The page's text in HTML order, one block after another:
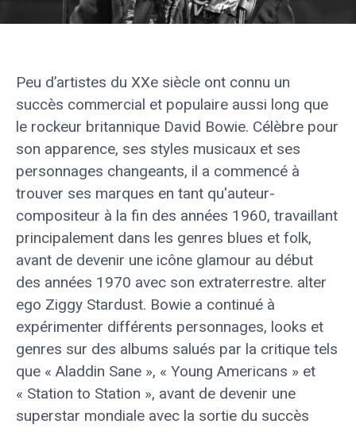
Peu d’artistes du XXe siècle ont connu un
succès commercial et populaire aussi long que
le rockeur britannique David Bowie. Célèbre pour
son apparence, ses styles musicaux et ses
personnages changeants, il a commencé à
trouver ses marques en tant qu'auteur-
compositeur à la fin des années 1960, travaillant
principalement dans les genres blues et folk,
avant de devenir une icône glamour au début
des années 1970 avec son extraterrestre. alter
ego Ziggy Stardust. Bowie a continué à
expérimenter différents personnages, looks et
genres sur des albums salués par la critique tels
que « Aladdin Sane », « Young Americans » et
« Station to Station », avant de devenir une
superstar mondiale avec la sortie du succès